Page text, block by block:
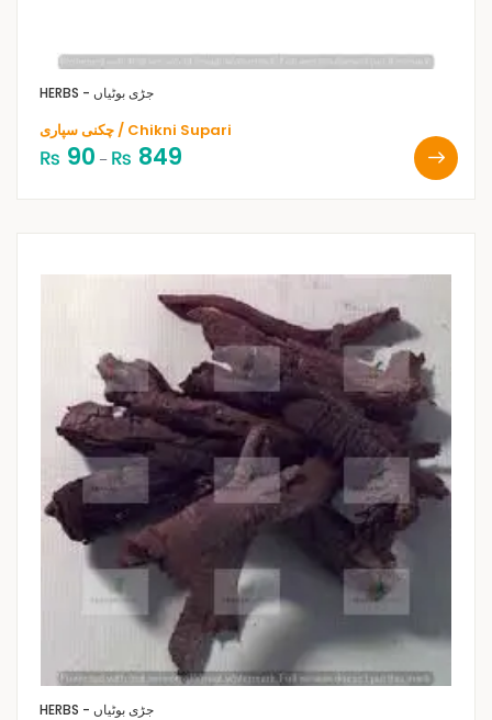
HERBS - جڑی بوٹیاں
چکنی سپاری / Chikni Supari
₨ 90 – ₨ 849
HERBS - جڑی بوٹیاں